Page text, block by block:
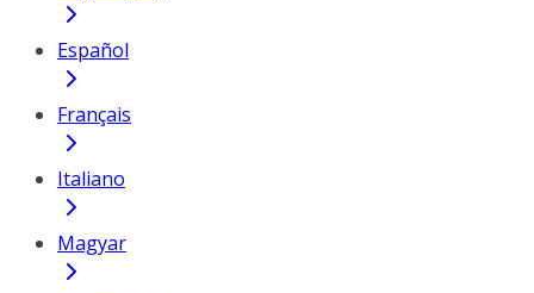
Español
Français
Italiano
Magyar